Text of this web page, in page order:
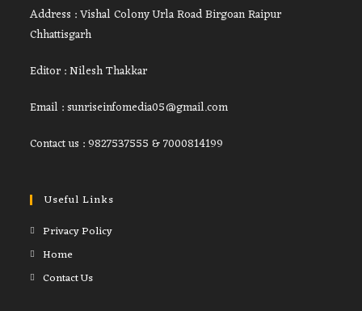
Address : Vishal Colony Urla Road Birgoan Raipur
Chhattisgarh
Editor : Nilesh Thakkar
Email : sunriseinfomedia05@gmail.com
Contact us : 9827537555 & 7000814199
Useful Links
Privacy Policy
Home
Contact Us